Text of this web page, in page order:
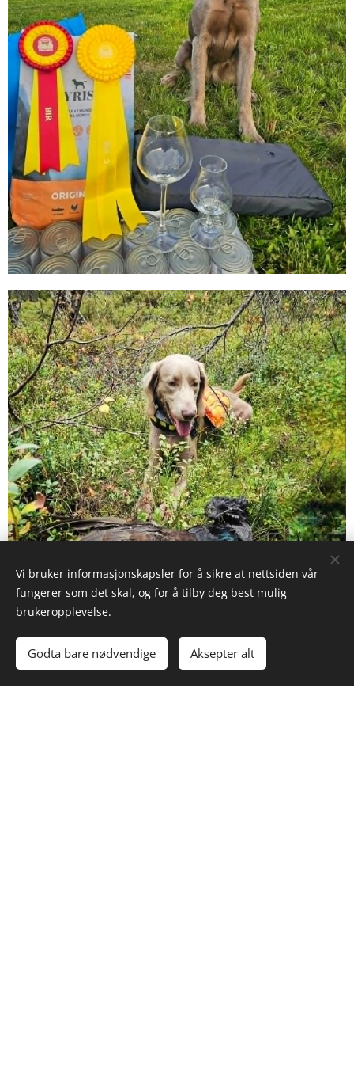
Vi bruker informasjonskapsler for å sikre at nettsiden vår
fungerer som det skal, og for å tilby deg best mulig
brukeropplevelse.
Godta bare nødvendige Aksepter alt